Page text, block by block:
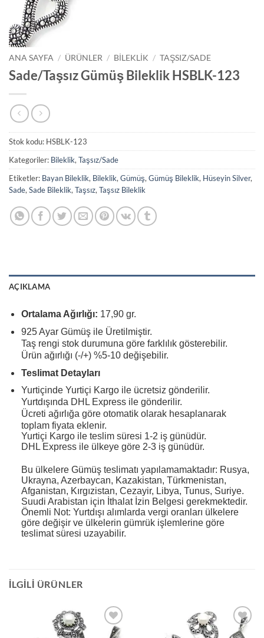
ANA SAYFA / ÜRÜNLER / BILEKLIK / TAŞSIZ/SADE
Sade/Taşsız Gümüş Bileklik HSBLK-123
Stok kodu: HSBLK-123
Kategoriler: Bileklik,Taşsız/Sade
Etiketler: Bayan Bileklik, Bileklik,Gümüş,Gümüş Bileklik, Hüseyin Silver,
Sade,Sade Bileklik,Taşsız,Taşsız Bileklik
AÇIKLAMA
Ortalama Ağırlığı: 17,90 gr.
925 Ayar Gümüş ile Üretilmiştir.
Taş rengi stok durumuna göre farklılık gösterebilir.
Ürün ağırlığı (-/+) %5-10 değişebilir.
Teslimat Detayları
Yurtiçinde Yurtiçi Kargo ile ücretsiz gönderilir.
Yurtdışında DHL Express ile gönderilir.
Ücreti ağırlığa göre otomatik olarak hesaplanarak
toplam fiyata eklenir.
Yurtiçi Kargo ile teslim süresi 1-2 iş günüdür.
DHL Express ile ülkeye göre 2-3 iş günüdür.
Bu ülkelere Gümüş teslimatı yapılamamaktadır: Rusya,
Ukrayna, Azerbaycan, Kazakistan, Türkmenistan,
Afganistan, Kırgızistan, Cezayir, Libya, Tunus, Suriye.
Suudi Arabistan için İthalat İzin Belgesi gerekmektedir.
Önemli Not: Yurtdışı alımlarda vergi oranları ülkelere
göre değişir ve ülkelerin gümrük işlemlerine göre
teslimat süresi uzayabilir.
İLGILI ÜRÜNLER
İstek
İstek